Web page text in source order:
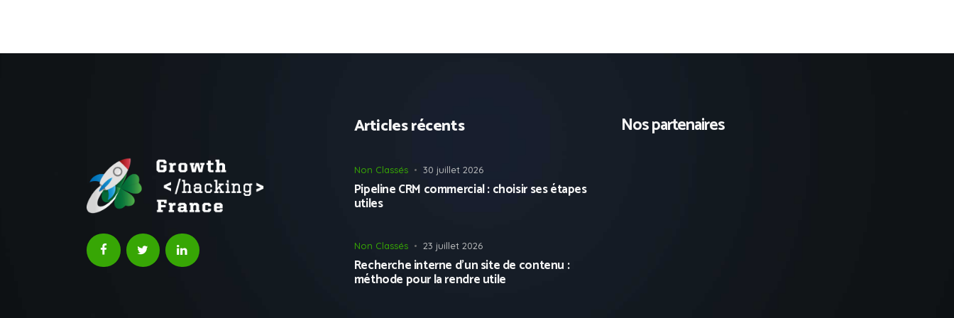
Articles récents
Non Classés 30 juillet 2026
Pipeline CRM commercial : choisir ses étapes
utiles
Non Classés 23 juillet 2026
Recherche interne d’un site de contenu :
méthode pour la rendre utile
Nos partenaires